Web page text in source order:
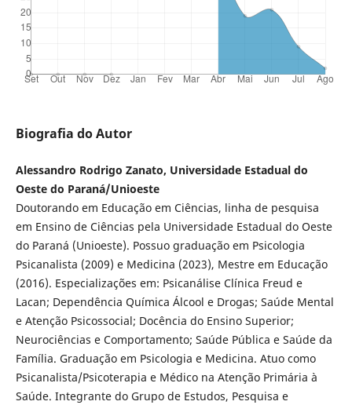
Biografia do Autor
Alessandro Rodrigo Zanato, Universidade Estadual do
Oeste do Paraná/Unioeste
Doutorando em Educação em Ciências, linha de pesquisa
em Ensino de Ciências pela Universidade Estadual do Oeste
do Paraná (Unioeste). Possuo graduação em Psicologia
Psicanalista (2009) e Medicina (2023), Mestre em Educação
(2016). Especializações em: Psicanálise Clínica Freud e
Lacan; Dependência Química Álcool e Drogas; Saúde Mental
e Atenção Psicossocial; Docência do Ensino Superior;
Neurociências e Comportamento; Saúde Pública e Saúde da
Família. Graduação em Psicologia e Medicina. Atuo como
Psicanalista/Psicoterapia e Médico na Atenção Primária à
Saúde. Integrante do Grupo de Estudos, Pesquisa e